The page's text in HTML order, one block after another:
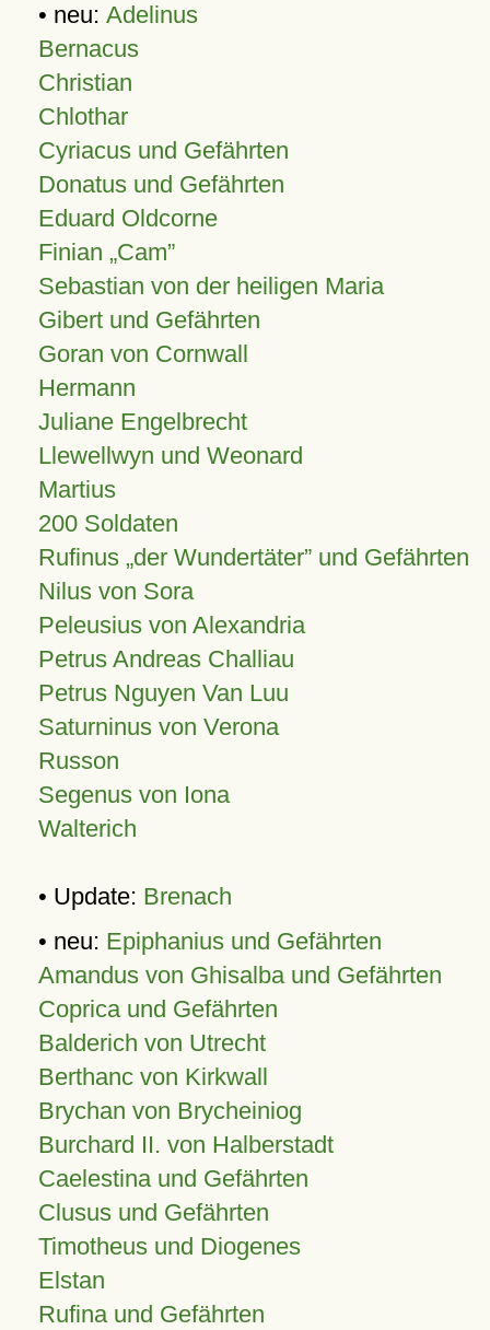
• neu: Adelinus
Bernacus
Christian
Chlothar
Cyriacus und Gefährten
Donatus und Gefährten
Eduard Oldcorne
Finian Cam
Sebastian von der heiligen Maria
Gibert und Gefährten
Goran von Cornwall
Hermann
Juliane Engelbrecht
Llewellwyn und Weonard
Martius
200 Soldaten
Rufinus „der Wundertäter” und Gefährten
Nilus von Sora
Peleusius von Alexandria
Petrus Andreas Challiau
Petrus Nguyen Van Luu
Saturninus von Verona
Russon
Segenus von Iona
Walterich
• Update: Brenach
• neu: Epiphanius und Gefährten
Amandus von Ghisalba und Gefährten
Coprica und Gefährten
Balderich von Utrecht
Berthanc von Kirkwall
Brychan von Brycheiniog
Burchard II. von Halberstadt
Caelestina und Gefährten
Clusus und Gefährten
Timotheus und Diogenes
Elstan
Rufina und Gefährten